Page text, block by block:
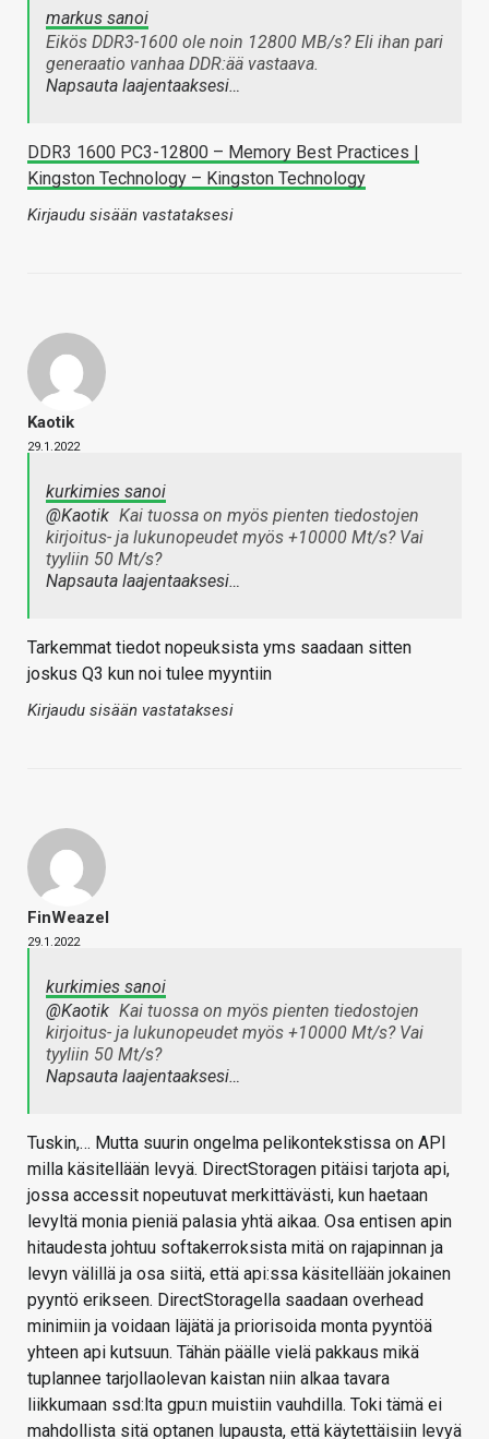
markus sanoi
Eikös DDR3-1600 ole noin 12800 MB/s? Eli ihan pari
generaatio vanhaa DDR:ää vastaava.
Napsauta laajentaaksesi…
DDR3 1600 PC3-12800 – Memory Best Practices |
Kingston Technology – Kingston Technology
Kirjaudu sisään vastataksesi
Kaotik
29.1.2022
kurkimies sanoi
@Kaotik Kai tuossa on myös pienten tiedostojen
kirjoitus- ja lukunopeudet myös +10000 Mt/s? Vai
tyyliin 50 Mt/s?
Napsauta laajentaaksesi…
Tarkemmat tiedot nopeuksista yms saadaan sitten
joskus Q3 kun noi tulee myyntiin
Kirjaudu sisään vastataksesi
FinWeazel
29.1.2022
kurkimies sanoi
@Kaotik Kai tuossa on myös pienten tiedostojen
kirjoitus- ja lukunopeudet myös +10000 Mt/s? Vai
tyyliin 50 Mt/s?
Napsauta laajentaaksesi…
Tuskin,… Mutta suurin ongelma pelikontekstissa on API
milla käsitellään levyä. DirectStoragen pitäisi tarjota api,
jossa accessit nopeutuvat merkittävästi, kun haetaan
levyltä monia pieniä palasia yhtä aikaa. Osa entisen apin
hitaudesta johtuu softakerroksista mitä on rajapinnan ja
levyn välillä ja osa siitä, että api:ssa käsitellään jokainen
pyyntö erikseen. DirectStoragella saadaan overhead
minimiin ja voidaan läjätä ja priorisoida monta pyyntöä
yhteen api kutsuun. Tähän päälle vielä pakkaus mikä
tuplannee tarjollaolevan kaistan niin alkaa tavara
liikkumaan ssd:lta gpu:n muistiin vauhdilla. Toki tämä ei
mahdollista sitä optanen lupausta, että käytettäisiin levyä